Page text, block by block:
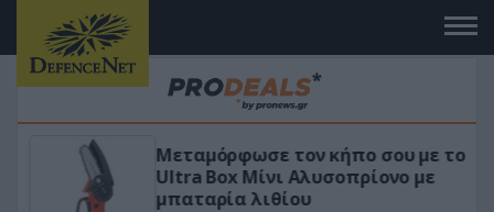
Μεταμόρφωσε τον κήπο σου με το
Ultra Box Μίνι Αλυσοπρίονο με
μπαταρία λιθίου